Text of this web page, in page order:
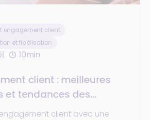
engagement client
et fidélisation
10min
client : meilleures
et tendances des
2025 pour une
client avec une